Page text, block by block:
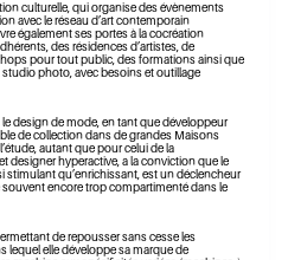
culturelle, qui organise des évènements
avec le réseau d’art contemporain
également ses portes à la cocréation
des résidences d’artistes, de
pour tout public, des formations ainsi que
studio photo, avec besoins et outillage
design de mode, en tant que développeur
de collection dans de grandes Maisons
autant que pour celui de la
designer hyperactive, a la conviction que le
stimulant qu’enrichissant, est un déclencheur
souvent encore trop compartimenté dans le
de repousser sans cesse les
lequel elle développe sa marque de